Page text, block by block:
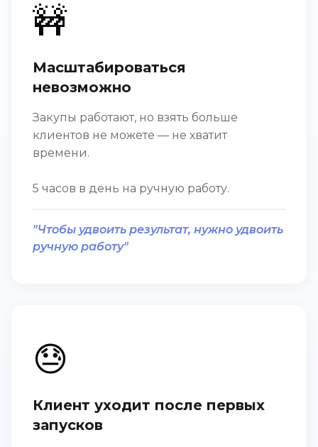
🚧
Масштабироваться
невозможно
Закупы работают, но взять больше
клиентов не можете — не хватит
времени.
5 часов в день на ручную работу.
"Чтобы удвоить результат, нужно удвоить
ручную работу"
😓
Клиент уходит после первых
запусков